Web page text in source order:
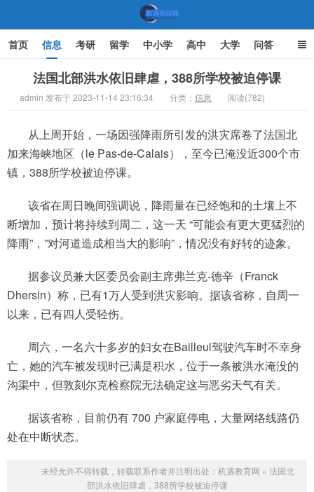
首页 信息 考研 留学 中小学 高中 大学 问答
家庭教育
法国北部洪水依旧肆虐，388所学校被迫停课
admin 发布于 2023-11-14 23:16:34 分类： 信息 阅读(782)
从上周开始，一场因强降雨所引发的洪灾席卷了法国北
加来海峡地区（le Pas-de-Calais），至今已淹没近300个市
镇，388所学校被迫停课。
该省在周日晚间强调说，降雨量在已经饱和的土壤上不
断增加，预计将持续到周二，这一天 “可能会有更大更猛烈的
降雨”，”对河道造成相当大的影响”，情况没有好转的迹象。
据参议员兼大区委员会副主席弗兰克-德辛（Franck
Dhersin）称，已有1万人受到洪灾影响。据该省称，自周一
以来，已有四人受轻伤。
周六，一名六十多岁的妇女在Bailleul驾驶汽车时不幸身
亡，她的汽车被发现时已满是积水，位于一条被洪水淹没的
沟渠中，但敦刻尔克检察院无法确定这与恶劣天气有关。
据该省称，目前仍有 700 户家庭停电，大量网络线路仍
处在中断状态。
未经允许不得转载，转载联系作者并注明出处： 机遇教育网 » 法国北
部洪水依旧肆虐，388所学校被迫停课